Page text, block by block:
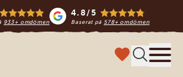
933+ omdömen
4.8/5
Baserat på 578+ omdömen